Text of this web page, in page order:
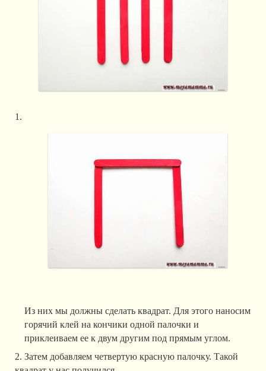
Из них мы должны сделать квадрат. Для этого наносим
горячий клей на кончики одной палочки и
приклеиваем ее к двум другим под прямым углом.
2. Затем добавляем четвертую красную палочку. Такой